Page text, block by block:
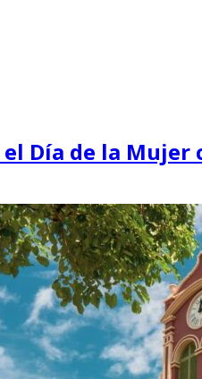
el Día de la